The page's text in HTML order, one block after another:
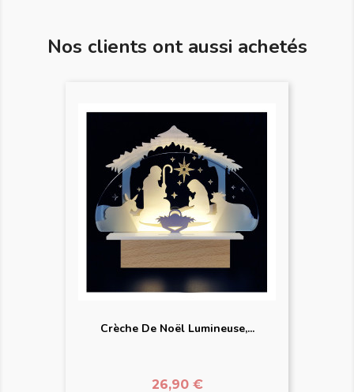
Nos clients ont aussi achetés
Crèche De Noël Lumineuse,...
Prix
26,90 €